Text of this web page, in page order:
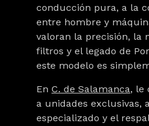
conducción pura, a la
entre hombre y
valoran la precisión, la
filtros y el legado de
este modelo es
En C. de Salamanca, le
a unidades exclusivas,
especializado y el